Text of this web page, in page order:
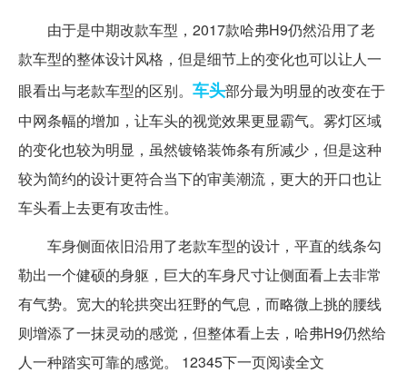
由于是中期改款车型，2017款哈弗H9仍然沿用了老
款车型的整体设计风格，但是细节上的变化也可以让人一
眼看出与老款车型的区别。 车头部分最为明显的改变在于
中网条幅的增加，让车头的视觉效果更显霸气。雾灯区域
的变化也较为明显，虽然镀铬装饰条有所减少，但是这种
较为简约的设计更符合当下的审美潮流，更大的开口也让
车头看上去更有攻击性。
车身侧面依旧沿用了老款车型的设计，平直的线条勾
勒出一个健硕的身躯，巨大的车身尺寸让侧面看上去非常
有气势。宽大的轮拱突出狂野的气息，而略微上挑的腰线
则增添了一抹灵动的感觉，但整体看上去，哈弗H9仍然给
人一种踏实可靠的感觉。 12345下一页阅读全文